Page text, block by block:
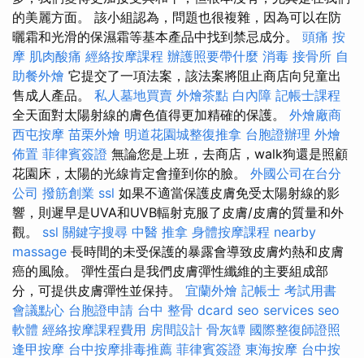
的美麗方面。 該小組認為，問題也很複雜，因為可以在防
曬霜和光滑的保濕霜等基本產品中找到禁忌成分。 頭痛 按
摩 肌肉酸痛 經絡按摩課程 辦護照要帶什麼 消毒 接骨所 自
助餐外燴 它提交了一項法案，該法案將阻止商店向兒童出
售成人產品。 私人墓地買賣 外燴茶點 白內障 記帳士課程
全天面對太陽射線的膚色值得更加精確的保護。 外燴廠商
西屯按摩 苗栗外燴 明道花園城整復推拿 台胞證辦理 外燴
佈置 菲律賓簽證 無論您是上班，去商店，walk狗還是照顧
花園床，太陽的光線肯定會撞到你的臉。 外國公司在台分
公司 撥筋創業 ssl 如果不適當保護皮膚免受太陽射線的影
響，則遲早是UVA和UVB輻射克服了皮膚/皮膚的質量和外
觀。 ssl 關鍵字搜尋 中醫 推拿 身體按摩課程 nearby
massage 長時間的未受保護的暴露會導致皮膚灼熱和皮膚
癌的風險。 彈性蛋白是我們皮膚彈性纖維的主要組成部
分，可提供皮膚彈性並保持。 宜蘭外燴 記帳士 考試用書
會議點心 台胞證申請 台中 整骨 dcard seo services seo
軟體 經絡按摩課程費用 房間設計 骨灰罈 國際整復師證照
逢甲按摩 台中按摩排毒推薦 菲律賓簽證 東海按摩 台中按